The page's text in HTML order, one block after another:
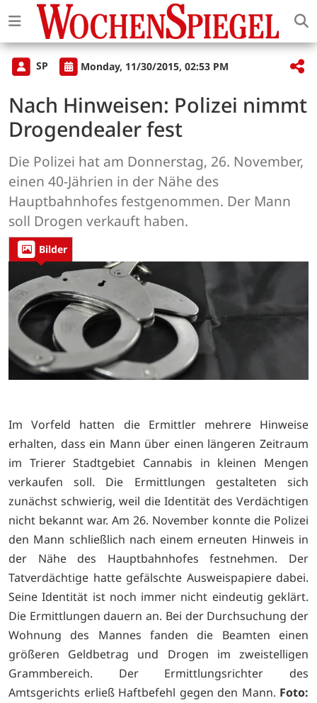
SP Monday, 11/30/2015, 02:53 PM
Nach Hinweisen: Polizei nimmt
Drogendealer fest
Die Polizei hat am Donnerstag, 26. November,
einen 40-Jährien in der Nähe des
Hauptbahnhofes festgenommen. Der Mann
soll Drogen verkauft haben.
Bilder
Im Vorfeld hatten die Ermittler mehrere Hinweise
erhalten, dass ein Mann über einen längeren Zeitraum
im Trierer Stadtgebiet Cannabis in kleinen Mengen
verkaufen soll. Die Ermittlungen gestalteten sich
zunächst schwierig, weil die Identität des Verdächtigen
nicht bekannt war. Am 26. November konnte die Polizei
den Mann schließlich nach einem erneuten Hinweis in
der Nähe des Hauptbahnhofes festnehmen. Der
Tatverdächtige hatte gefälschte Ausweispapiere dabei.
Seine Identität ist noch immer nicht eindeutig geklärt.
Die Ermittlungen dauern an. Bei der Durchsuchung der
Wohnung des Mannes fanden die Beamten einen
größeren Geldbetrag und Drogen im zweistelligen
Grammbereich. Der Ermittlungsrichter des
Amtsgerichts erließ Haftbefehl gegen den Mann. Foto: